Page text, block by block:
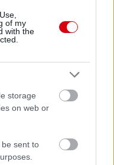
of my
with the
storage
on web or
sent to